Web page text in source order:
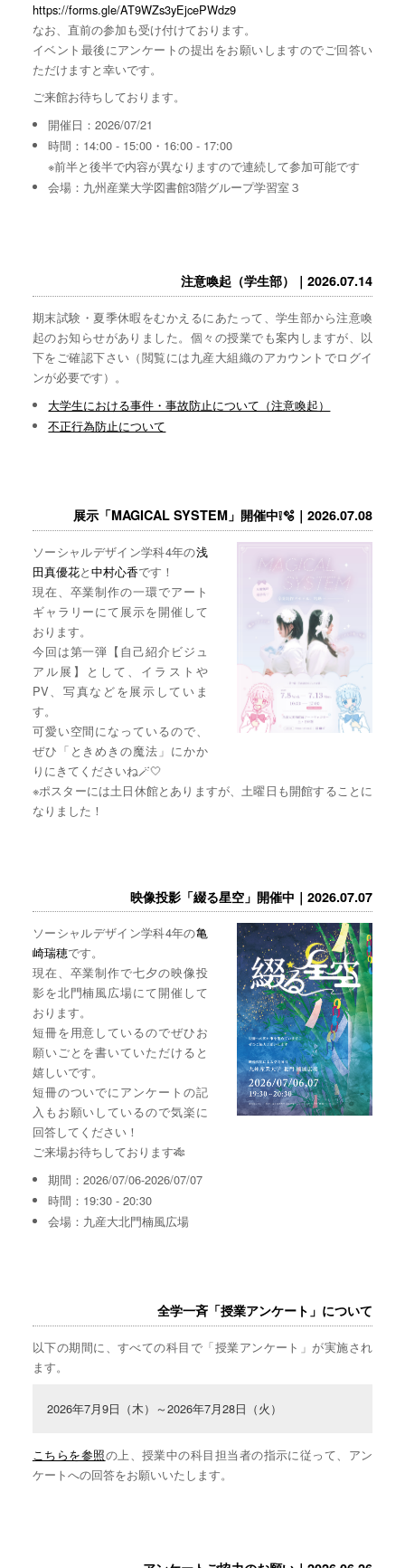
https://forms.gle/AT9WZs3yEjcePWdz9
なお、直前の参加も受け付けております。
イベント最後にアンケートの提出をお願いしますのでご回答い
ただけますと幸いです。
ご来館お待ちしております。
開催日：2026/07/21
時間：14:00 - 15:00・16:00 - 17:00
※前半と後半で内容が異なりますので連続して参加可能です
会場：九州産業大学図書館3階グループ学習室３
注意喚起（学生部）｜2026.07.14
期末試験・夏季休暇をむかえるにあたって、学生部から注意喚
起のお知らせがありました。個々の授業でも案内しますが、以
下をご確認下さい（閲覧には九産大組織のアカウントでログイ
ンが必要です）。
大学生における事件・事故防止について（注意喚起）
不正行為防止について
展示「MAGICAL SYSTEM」開催中❕🫧｜2026.07.08
ソーシャルデザイン学科4年の浅
田真優花と中村心香です！
現在、卒業制作の一環でアート
ギャラリーにて展示を開催して
おります。
今回は第一弾【自己紹介ビジュ
アル展】として、イラストや
PV、写真などを展示していま
す。
可愛い空間になっているので、
ぜひ「ときめきの魔法」にかか
りにきてくださいね🪄🤍
※ポスターには土日休館とありますが、土曜日も開館することに
なりました！
映像投影「綴る星空」開催中｜2026.07.07
ソーシャルデザイン学科4年の亀
崎瑞穂です。
現在、卒業制作で七夕の映像投
影を北門楠風広場にて開催して
おります。
短冊を用意しているのでぜひお
願いごとを書いていただけると
嬉しいです。
短冊のついでにアンケートの記
入もお願いしているので気楽に
回答してください！
ご来場お待ちしております🎋
期間：2026/07/06-2026/07/07
時間：19:30 - 20:30
会場：九産大北門楠風広場
全学一斉「授業アンケート」について
以下の期間に、すべての科目で「授業アンケート」が実施され
ます。
2026年7月9日（木）～2026年7月28日（火）
こちらを参照の上、授業中の科目担当者の指示に従って、アン
ケートへの回答をお願いいたします。